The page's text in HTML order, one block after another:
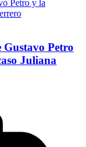
Gustavo Petro
Juliana